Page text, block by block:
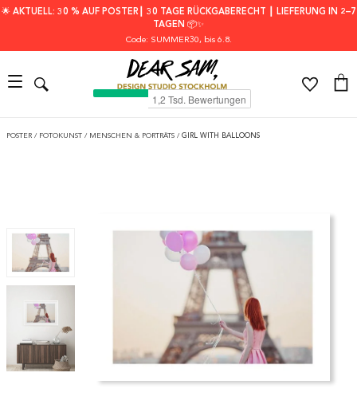
🌟 AKTUELL: 30 % AUF POSTER┃ 30 TAGE RÜCKGABERECHT ┃ LIEFERUNG IN 2–7
TAGEN 📦✨
Code: SUMMER30, bis 6.8.
POSTER / FOTOKUNST / MENSCHEN & PORTRÄTS / GIRL WITH BALLOONS